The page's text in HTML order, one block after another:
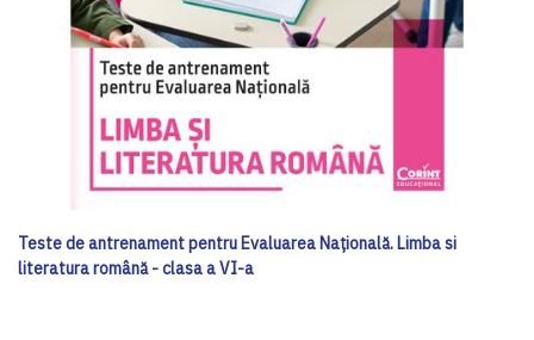
Teste de antrenament pentru Evaluarea Națională. Limba si
literatura română - clasa a VI-a